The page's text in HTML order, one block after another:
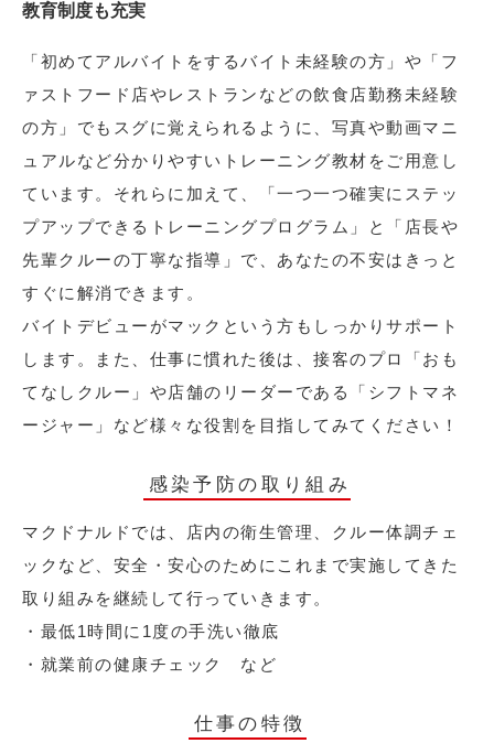
教育制度も充実
「初めてアルバイトをするバイト未経験の方」や「フ
ァストフード店やレストランなどの飲食店勤務未経験
の方」でもスグに覚えられるように、写真や動画マニ
ュアルなど分かりやすいトレーニング教材をご用意し
ています。それらに加えて、「一つ一つ確実にステッ
プアップできるトレーニングプログラム」と「店長や
先輩クルーの丁寧な指導」で、あなたの不安はきっと
すぐに解消できます。
バイトデビューがマックという方もしっかりサポート
します。また、仕事に慣れた後は、接客のプロ「おも
てなしクルー」や店舗のリーダーである「シフトマネ
ージャー」など様々な役割を目指してみてください！
感染予防の取り組み
マクドナルドでは、店内の衛生管理、クルー体調チェ
ックなど、安全・安心のためにこれまで実施してきた
取り組みを継続して行っていきます。
・最低1時間に1度の手洗い徹底
・就業前の健康チェック など
仕事の特徴